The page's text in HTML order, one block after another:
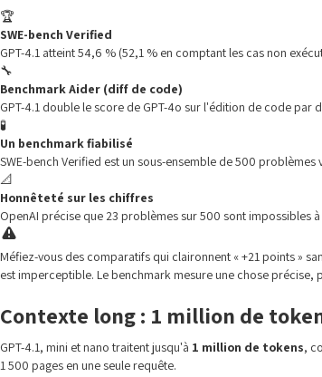
🏆
SWE-bench Verified
GPT-4.1 atteint 54,6 % (52,1 % en comptant les cas non
🔧
Benchmark Aider (diff de code)
GPT-4.1 double le score de GPT-4o sur l'édition de code
🧪
Un benchmark fiabilisé
SWE-bench Verified est un sous-ensemble de 500
📐
Honnêteté sur les chiffres
OpenAI précise que 23 problèmes sur 500 sont impossibles
Méfiez-vous des comparatifs qui claironnent « +21 points »
est imperceptible. Le benchmark mesure une chose précise,
Contexte long : 1 million de
GPT-4.1, mini et nano traitent jusqu'à 1 million de tokens,
1 500 pages en une seule requête.